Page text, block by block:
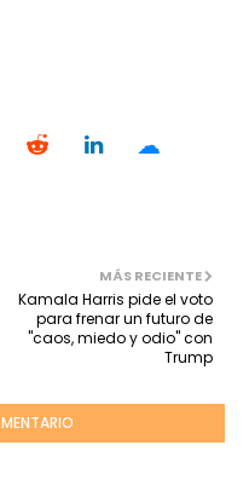
☁
MÁS RECIENTE
Kamala Harris pide el voto
para frenar un futuro de
"caos, miedo y odio" con
Trump